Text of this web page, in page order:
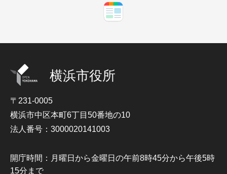
横浜市役所
〒231-0005
横浜市中区本町6丁目50番地の10
法人番号：3000020141003
開庁時間：月曜日から金曜日の午前8時45分から午後5時
15分まで